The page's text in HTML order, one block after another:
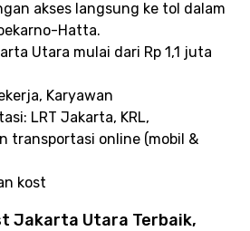
akses langsung ke tol dalam
Hatta.
Utara mulai dari Rp 1,1 juta
Karyawan
LRT Jakarta, KRL,
transportasi online (mobil &
kost
Jakarta Utara Terbaik,